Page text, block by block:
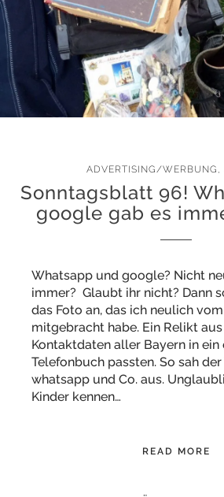
ADVERTISING/WERBUNG ,
Sonntagsblatt 96!
google gab es
Whatsapp und google? Nicht
immer? Glaubt ihr nicht? Dann
das Foto an, das ich neulich
mitgebracht habe. Ein Relikt
Kontaktdaten aller Bayern in ein
Telefonbuch passten. So sah
whatsapp und Co. aus.
Kinder kennen…
READ MORE